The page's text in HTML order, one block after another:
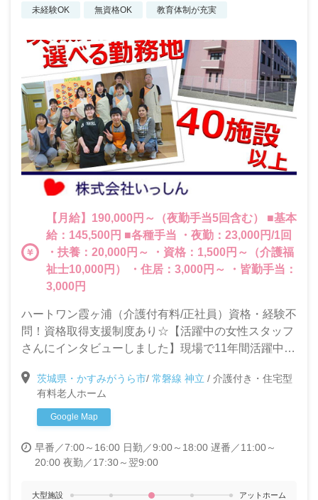
未経験OK 無資格OK 教育体制が充実
【月給】190,000円～（夜勤手当5回含む） ■基本
給：145,500円 ■各種手当 ・夜勤：23,000円/1回
・扶養：20,000円～ ・資格：1,500円～（介護福
祉士10,000円） ・住居：3,000円～ ・皆勤手当：
3,000円
ハートワン霞ヶ浦（介護付有料/正社員）資格・経験不
問！資格取得支援制度あり☆【活躍中の女性スタッフ
さんにインタビューしました】現場で11年間活躍中の
きの秘訣をご紹介します。
茨城県・かすみがうら市/ 常磐線 神立 / 介護付き・住宅型
有料老人ホーム
Google Map
早番／7:00～16:00 日勤／9:00～18:00 遅番／11:00～
20:00 夜勤／17:30～翌9:00
大型施設
アットホーム